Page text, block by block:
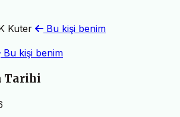
Kuter Bu kişi benim
Bu kişi benim
Tarihi